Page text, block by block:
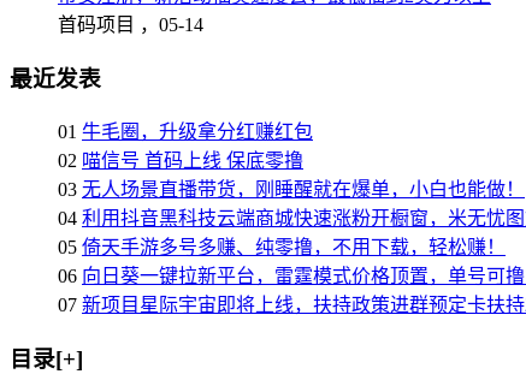
首码项目 ， 05-14
最近发表
01 牛毛圈，升级拿分红赚红包
02 喵信号 首码上线 保底零撸
03 无人场景直播带货，刚睡醒就在爆单，小白也能做！
04 利用抖音黑科技云端商城快速涨粉开橱窗，米无忧
05 倚天手游多号多赚、纯零撸，不用下载，轻松赚！
06 向日葵一键拉新平台，雷霆模式价格顶置，单号可撸
07 新项目星际宇宙即将上线，扶持政策进群预定卡扶持
目录[+]